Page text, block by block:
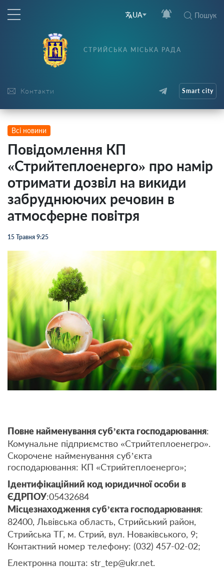
UA Пошук
Контакти
СТРИЙСЬКА МІСЬКА РАДА
Smart city
Всі новини
Повідомлення КП
«Стрийтеплоенерго» про намір
отримати дозвіл на викиди
забруднюючих речовин в
атмосферне повітря
15 Травня 9:25
Повне найменування суб’єкта господарювання:
Комунальне підприємство «Стрийтеплоенегро».
Скорочене найменування суб’єкта
господарювання: КП «Стрийтеплоенерго»;
Ідентифікаційний код юридичної особи в
ЄДРПОУ:05432684
Місцезнаходження суб’єкта господарювання:
82400, Львівська область, Стрийський район,
Стрийська ТГ, м. Стрий, вул. Новаківського, 9;
Контактний номер телефону: (032) 457-02-02;
Електронна пошта: str_tep@ukr.net.